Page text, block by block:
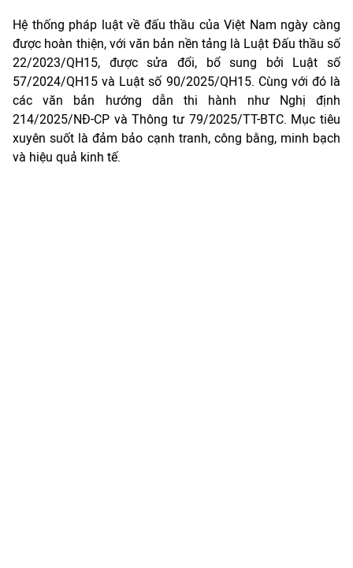
Hệ thống pháp luật về đấu thầu của Việt Nam ngày càng
được hoàn thiện, với văn bản nền tảng là Luật Đấu thầu số
22/2023/QH15, được sửa đổi, bổ sung bởi Luật số
57/2024/QH15 và Luật số 90/2025/QH15. Cùng với đó là
các văn bản hướng dẫn thi hành như Nghị định
214/2025/NĐ-CP và Thông tư 79/2025/TT-BTC. Mục tiêu
xuyên suốt là đảm bảo cạnh tranh, công bằng, minh bạch
và hiệu quả kinh tế.